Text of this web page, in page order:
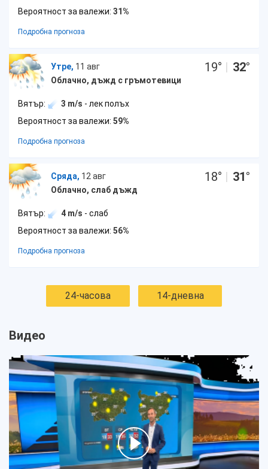
Вероятност за валежи: 31%
Подробна прогноза
Утре, 11 авг
Облачно, дъжд с гръмотевици
19° | 32°
Вятър: 3 m/s - лек полъх
Вероятност за валежи: 59%
Подробна прогноза
Сряда, 12 авг
Облачно, слаб дъжд
18° | 31°
Вятър: 4 m/s - слаб
Вероятност за валежи: 56%
Подробна прогноза
24-часова 14-дневна
Видео